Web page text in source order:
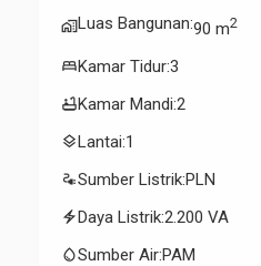
maps_home_workLuas Bangunan:90 m2
bedKamar Tidur:3
bathtubKamar Mandi:2
layersLantai:1
electrical_servicesSumber Listrik:PLN
electric_boltDaya Listrik:2.200 VA
water_dropSumber Air:PAM